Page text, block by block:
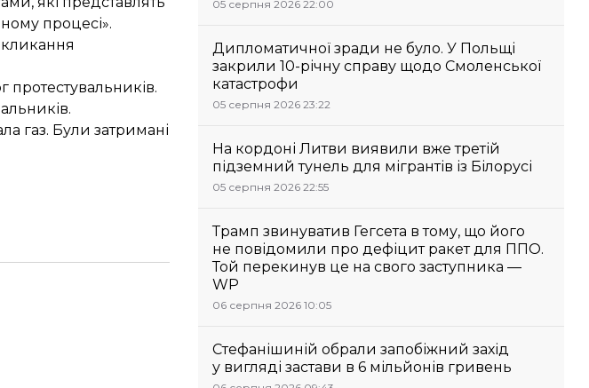
процесі».
газ. Були затримані
05 серпня 2026 22:00
Дипломатичної зради не було. У Польщі
закрили 10-річну справу щодо Смоленської
катастрофи
05 серпня 2026 23:22
На кордоні Литви виявили вже третій
підземний тунель для мігрантів із Білорусі
05 серпня 2026 22:55
Трамп звинуватив Гегсета в тому, що його
не повідомили про дефіцит ракет для ППО.
Той перекинув це на свого заступника —
WP
06 серпня 2026 10:05
Стефанішиній обрали запобіжний захід
у вигляді застави в 6 мільйонів гривень